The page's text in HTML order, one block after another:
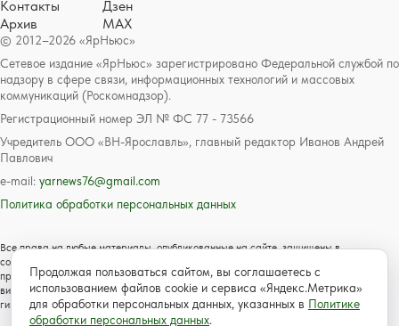
© 2012–2026 «ЯрНьюс»
Сетевое издание «ЯрНьюс» зарегистрировано Федеральной службой по
надзору в сфере связи, информационных технологий и массовых
коммуникаций (Роскомнадзор).
Регистрационный номер ЭЛ № ФС 77 - 73566
Учредитель ООО «ВН-Ярославль», главный редактор Иванов Андрей
Павлович
e-mail: yarnews76@gmail.com
Политика обработки персональных данных
Все права на любые материалы, опубликованные на сайте, защищены в
соответствии с российским и международным законодательством об авторском
праве и смежных правах. Любое использование текстовых, фото, аудио и
видеоматериалов возможно только с согласия правообладателя с обязательной
гиперссылкой на сайт https://www.yarnews.net; Для детей старше 16 лет.
Контакты
Архив
Дзен
MAX
Продолжая пользоваться сайтом, вы соглашаетесь с
использованием файлов cookie и сервиса «Яндекс.Метрика»
для обработки персональных данных, указанных в Политике
обработки персональных данных.